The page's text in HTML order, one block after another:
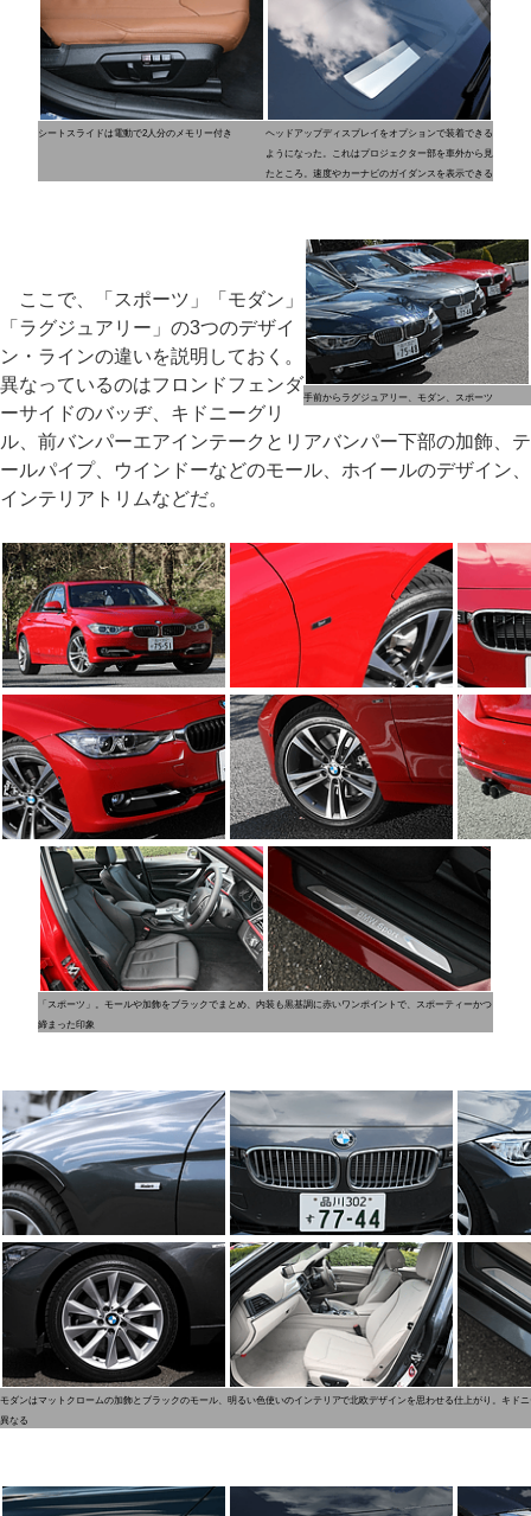
シートスライドは電動で2人分のメモリー付き
ヘッドアップディスプレイをオプションで装着できる
ようになった。これはプロジェクター部を車外から見
たところ。速度やカーナビのガイダンスを表示できる
手前からラグジュアリー、モダン、スポーツ
ここで、「スポーツ」「モダン」
「ラグジュアリー」の3つのデザイ
ン・ラインの違いを説明しておく。
異なっているのはフロンドフェンダ
ーサイドのバッヂ、キドニーグリ
ル、前バンパーエアインテークとリアバンパー下部の加飾、テ
ールパイプ、ウインドーなどのモール、ホイールのデザイン、
インテリアトリムなどだ。
「スポーツ」。モールや加飾をブラックでまとめ、内装も黒基調に赤いワンポイントで、スポーティーかつ
締まった印象
モダンはマットクロームの加飾とブラックのモール、明るい色使いのインテリアで北欧デザインを思わせる仕上がり。キド
異なる